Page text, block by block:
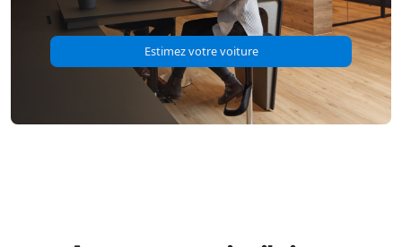
Estimez votre voiture